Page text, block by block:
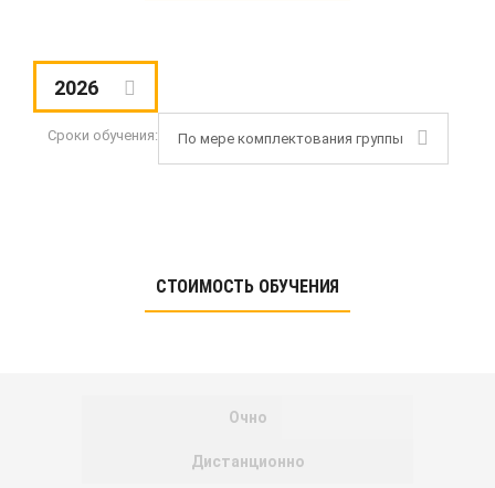
2026
Сроки обучения: По мере комплектования группы
СТОИМОСТЬ ОБУЧЕНИЯ
Очно
Дистанционно